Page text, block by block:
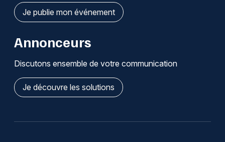
Je publie mon événement
Annonceurs
Discutons ensemble de votre communication
Je découvre les solutions